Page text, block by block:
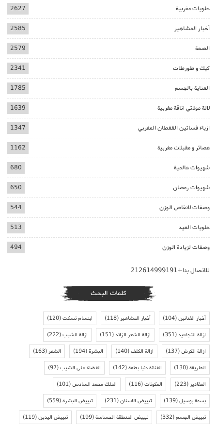
حلويات مغربية 2627
أخبار المشاهير 2585
الصحة 2579
كيك و طورطات 2341
العناية بالجسم 1785
لالة مولاتي اناقة مغربية 1639
ازياء فساتين القفطان المغربي 1347
عصائر و مقبلات مغربية 1162
شهيوات عالمية 680
شهيوات رمضان 650
وصفات لانقاص الوزن 544
حلويات العيد 513
وصفات لزيادة الوزن 494
للاتصال بنا+212614999191
كلمات البحث
أخبار الفنانين(104) أخبار المشاهير(118) ابتسام تسكت(120)
ازالة التجاعيد(351) ازالة الشعر الزائد(151) ازالة الشيب(222)
ازالة الكرش(137) ازالة الكلف(140) البشرة(194) الشعر(163)
الطريقة(130) الفنانة دنيا بطمة(142) القضاء على الشيب(97)
المقادير(223) المكونات(116) الملك محمد السادس(101)
بسمة بوسيل(139) تبييض الاسنان(231) تبييض البشرة(559)
تبييض الجسم(332) تبييض المنطقة الحساسة(199) تبييض اليدين(119)